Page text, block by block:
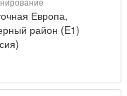
Европа,
район (E1)